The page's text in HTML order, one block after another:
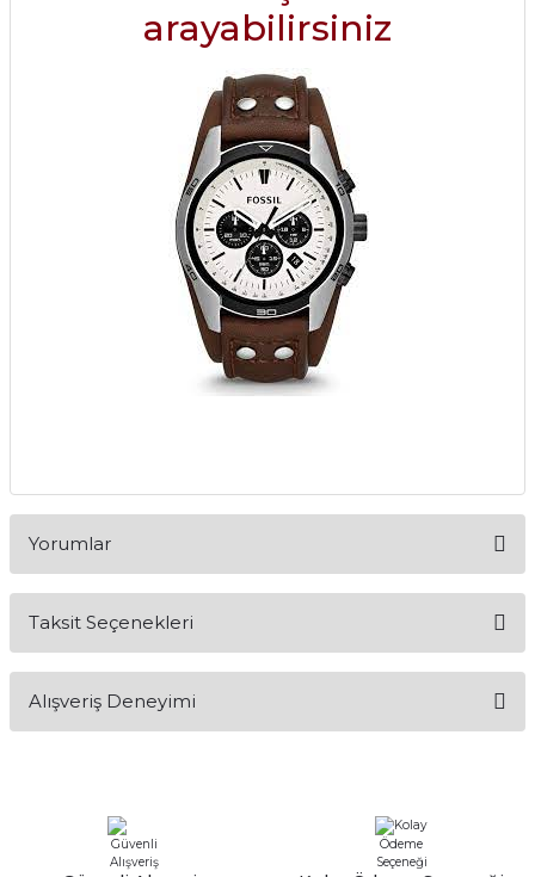
arayabilirsiniz
Yorumlar
Taksit Seçenekleri
Alışveriş Deneyimi
alışveriş oldu özellikle bekledigimden
iyi bir ürün geldi fiyatına göre mütiş